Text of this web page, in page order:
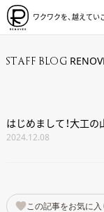
ワクワクを、越えてい
STAFF BLOG
はじめまして！大工の
2024.12.08
この記事をお気に入